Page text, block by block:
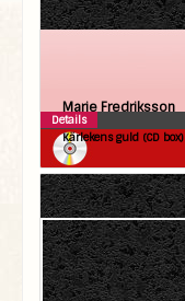
Marie Fredriksson
Kärlekens guld (CD box)
Details